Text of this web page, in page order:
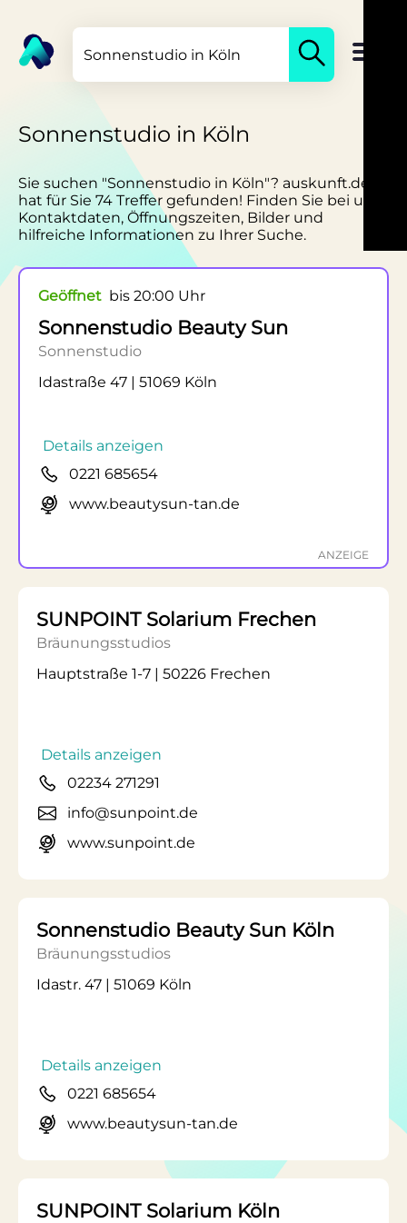
Sonnenstudio in Köln
Sie suchen "Sonnenstudio in Köln"? auskunft.de
hat für Sie 74 Treffer gefunden! Finden Sie bei uns
Kontaktdaten, Öffnungszeiten, Bilder und
hilfreiche Informationen zu Ihrer Suche.
Geöffnet bis 20:00 Uhr
Sonnenstudio Beauty Sun
Sonnenstudio
Idastraße 47 | 51069 Köln
Details anzeigen
0221 685654
www.beautysun-tan.de
ANZEIGE
SUNPOINT Solarium Frechen
Bräunungsstudios
Hauptstraße 1-7 | 50226 Frechen
Details anzeigen
02234 271291
info@sunpoint.de
www.sunpoint.de
Sonnenstudio Beauty Sun Köln
Bräunungsstudios
Idastr. 47 | 51069 Köln
Details anzeigen
0221 685654
www.beautysun-tan.de
SUNPOINT Solarium Köln